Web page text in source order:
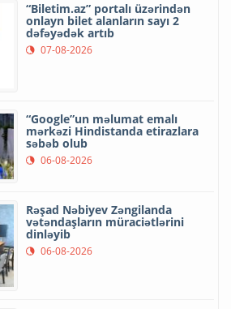
“Biletim.az” portalı üzərindən
onlayn bilet alanların sayı 2
dəfəyədək artıb
07-08-2026
“Google”un məlumat emalı
mərkəzi Hindistanda etirazlara
səbəb olub
06-08-2026
Rəşad Nəbiyev Zəngilanda
vətəndaşların müraciətlərini
dinləyib
06-08-2026